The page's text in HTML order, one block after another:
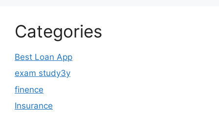
Categories
Best Loan App
exam study3y
finence
Insurance